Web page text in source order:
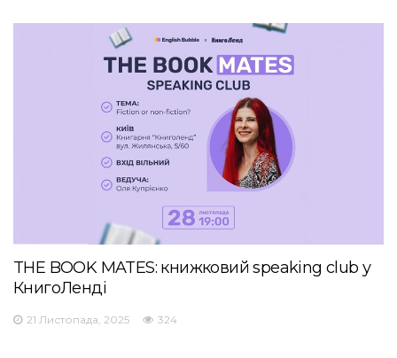
THE BOOK MATES: книжковий speaking club у
КнигоЛенді
21 Листопада, 2025 324